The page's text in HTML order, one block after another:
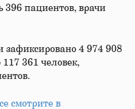
396 пациентов, врачи
зафиксировано 4 974 908
361 человек,
смотрите в